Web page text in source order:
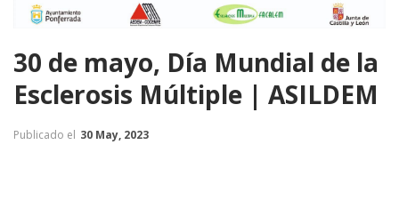
30 de mayo, Día Mundial de la
Esclerosis Múltiple | ASILDEM
Publicado el 30 May, 2023